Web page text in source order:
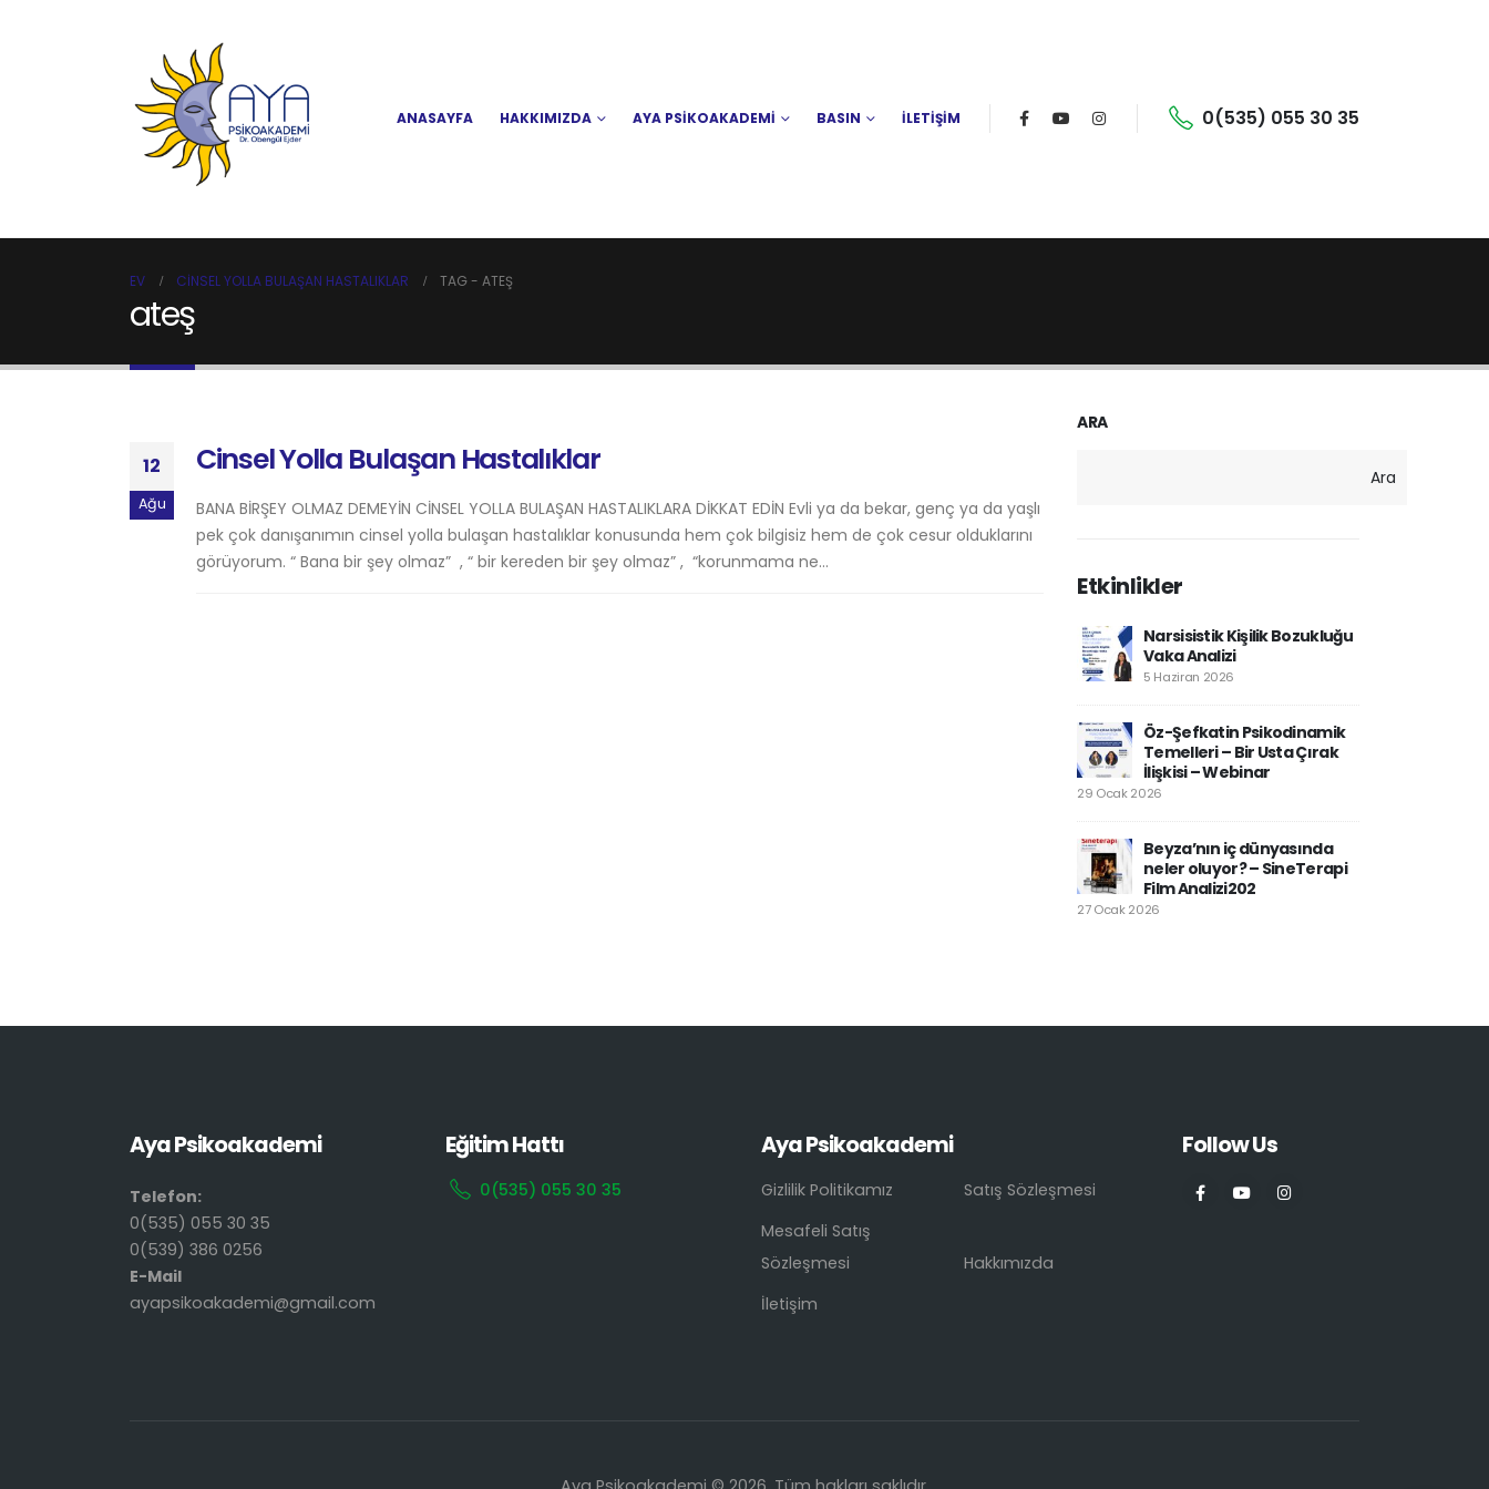
ANASAYFA HAKKIMIZDA AYA PSİKOAKADEMİ BASIN İLETİŞİM 0(535) 055 30 35
EV CINSEL YOLLA BULAŞAN HASTALIKLAR TAG - ATEŞ
ateş
12
Ağu
Cinsel Yolla Bulaşan Hastalıklar
BANA BİRŞEY OLMAZ DEMEYİN CİNSEL YOLLA BULAŞAN HASTALIKLARA DİKKAT EDİN Evli ya da bekar, genç ya da yaşlı
pek çok danışanımın cinsel yolla bulaşan hastalıklar konusunda hem çok bilgisiz hem de çok cesur olduklarını
görüyorum. “ Bana bir şey olmaz” , “ bir kereden bir şey olmaz” , “korunmama ne...
ARA
Ara
Etkinlikler
Narsisistik Kişilik Bozukluğu
Vaka Analizi
5 Haziran 2026
Öz-Şefkatin Psikodinamik
Temelleri – Bir Usta Çırak
İlişkisi – Webinar
29 Ocak 2026
Beyza’nın iç dünyasında
neler oluyor? – SineTerapi
Film Analizi202
27 Ocak 2026
Aya Psikoakademi
Telefon:
0(535) 055 30 35
0(539) 386 0256
E-Mail
ayapsikoakademi@gmail.com
Eğitim Hattı
0(535) 055 30 35
Aya Psikoakademi
Gizlilik Politikamız
Satış Sözleşmesi
Mesafeli Satış
Sözleşmesi
Hakkımızda
İletişim
Follow Us